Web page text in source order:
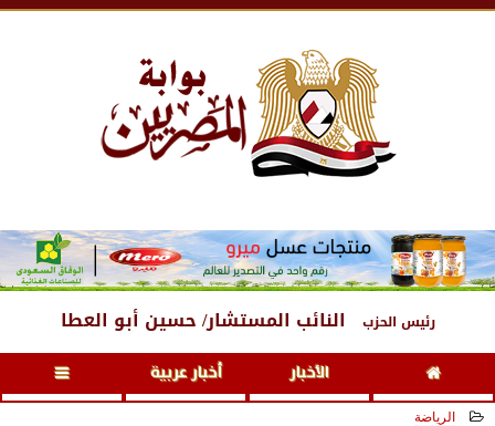
رئيس الحزب النائب المستشار/ حسين أبو العطا
الأخبار أخبار عربية
الرياضة